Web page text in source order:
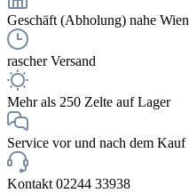
Geschäft (Abholung) nahe Wien
rascher Versand
Mehr als 250 Zelte auf Lager
Service vor und nach dem Kauf
Kontakt 02244 33938